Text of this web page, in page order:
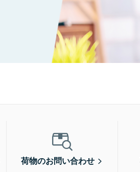
荷物のお問い合わせ